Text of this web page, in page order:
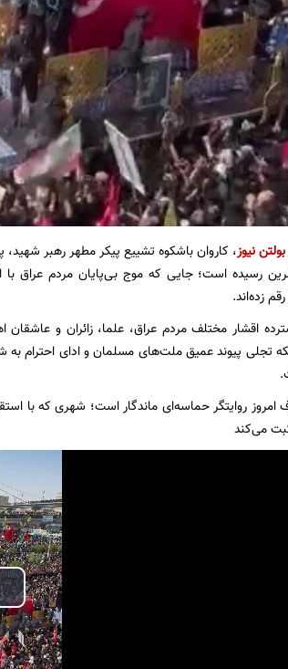
بولتن نیوز، کاروان باشکوه تشییع پیکر مطهر رهبر
رسیده است؛ جایی که موج بی‌پایان مردم عراق
زده‌اند.
اقشار مختلف مردم عراق، علما، زائران و
تجلی پیوند عمیق ملت‌های مسلمان و ادای احترام
روایتگر حماسه‌ای ماندگار است؛ شهری که با
می‌کند